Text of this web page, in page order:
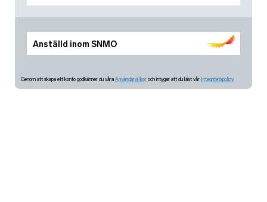
Anställd inom SNMO
Genom att skapa ett konto godkänner du våra Användarvillkor och intygar att du läst vår Integritetspolicy.